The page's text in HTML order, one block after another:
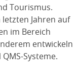
Tourismus.
Jahren auf
im Bereich
entwickeln
Systeme.